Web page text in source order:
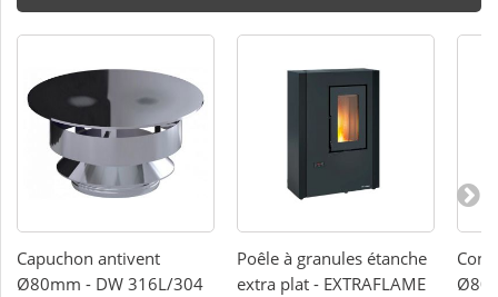
Capuchon antivent
Ø80mm - DW 316L/304
Poêle à granules étanche
extra plat - EXTRAFLAME